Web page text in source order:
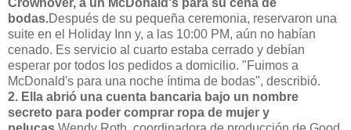
bodas.Después de su pequeña ceremonia, reservaron una
suite en el Holiday Inn y, a las 10:00 PM, aún no habían
cenado. Es servicio al cuarto estaba cerrado y debían
esperar por todos los pedidos a domicilio. "Fuimos a
McDonald's para una noche íntima de bodas", describió.
2. Ella abrió una cuenta bancaria bajo un nombre
secreto para poder comprar ropa de mujer y